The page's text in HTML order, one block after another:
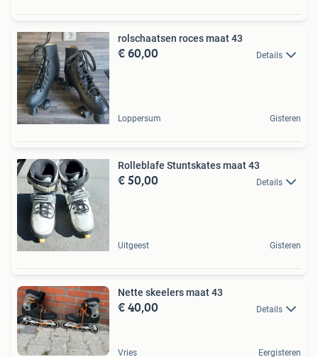
rolschaatsen roces maat 43
€ 60,00 Details
Loppersum Gisteren
Rolleblafe Stuntskates maat 43
€ 50,00 Details
Uitgeest Gisteren
Nette skeelers maat 43
€ 40,00 Details
Vries Eergisteren